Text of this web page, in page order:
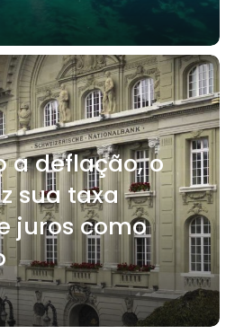
a deflação, o
sua taxa
juros como